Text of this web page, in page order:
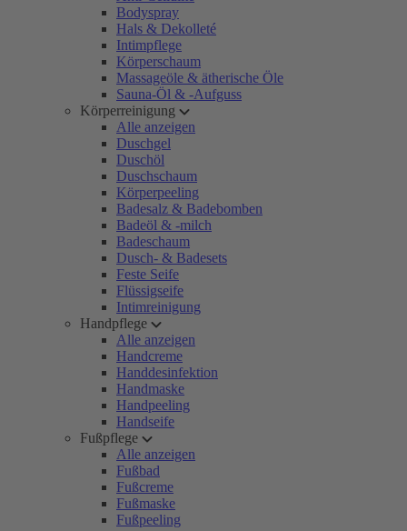
Bodyspray
Hals & Dekolleté
Intimpflege
Körperschaum
Massageöle & ätherische Öle
Sauna-Öl & -Aufguss
Körperreinigung
Alle anzeigen
Duschgel
Duschöl
Duschschaum
Körperpeeling
Badesalz & Badebomben
Badeöl & -milch
Badeschaum
Dusch- & Badesets
Feste Seife
Flüssigseife
Intimreinigung
Handpflege
Alle anzeigen
Handcreme
Handdesinfektion
Handmaske
Handpeeling
Handseife
Fußpflege
Alle anzeigen
Fußbad
Fußcreme
Fußmaske
Fußpeeling